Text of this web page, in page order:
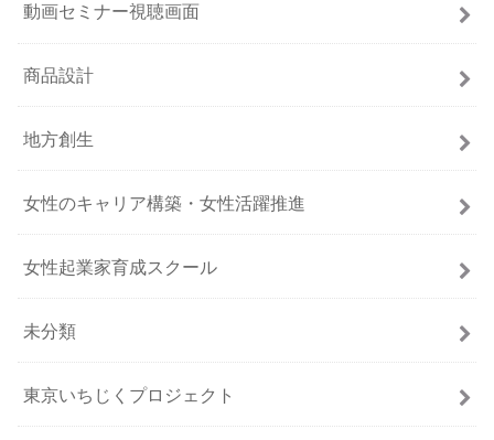
動画セミナー視聴画面
商品設計
地方創生
女性のキャリア構築・女性活躍推進
女性起業家育成スクール
未分類
東京いちじくプロジェクト